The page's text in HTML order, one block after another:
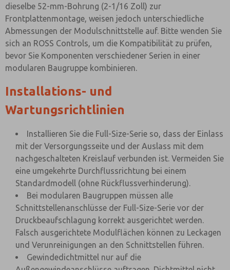
dieselbe 52-mm-Bohrung (2-1/16 Zoll) zur
Frontplattenmontage, weisen jedoch unterschiedliche
Abmessungen der Modulschnittstelle auf. Bitte wenden Sie
sich an ROSS Controls, um die Kompatibilität zu prüfen,
bevor Sie Komponenten verschiedener Serien in einer
modularen Baugruppe kombinieren.
Installations- und
Wartungsrichtlinien
Installieren Sie die Full-Size-Serie so, dass der Einlass
mit der Versorgungsseite und der Auslass mit dem
nachgeschalteten Kreislauf verbunden ist. Vermeiden Sie
eine umgekehrte Durchflussrichtung bei einem
Standardmodell (ohne Rückflussverhinderung).
Bei modularen Baugruppen müssen alle
Schnittstellenanschlüsse der Full-Size-Serie vor der
Druckbeaufschlagung korrekt ausgerichtet werden.
Falsch ausgerichtete Modulflächen können zu Leckagen
und Verunreinigungen an den Schnittstellen führen.
Gewindedichtmittel nur auf die